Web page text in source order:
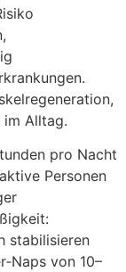
Alltag.
p‬ro Nacht
Personen
stabilisieren
v‬on 10–